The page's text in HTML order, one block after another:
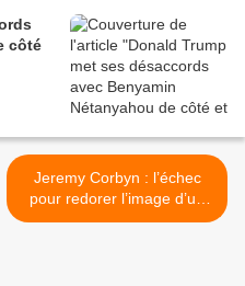
côté
Jeremy Corbyn : l’échec
pour redorer l’image d’un
“confusionniste de gauche